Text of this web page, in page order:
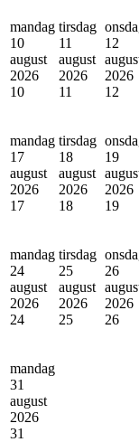
mandag
10
august
2026
10
tirsdag
11
august
2026
11
12
2026
12
mandag
17
august
2026
17
tirsdag
18
august
2026
18
19
2026
19
mandag
24
august
2026
24
tirsdag
25
august
2026
25
26
2026
26
mandag
31
august
2026
31